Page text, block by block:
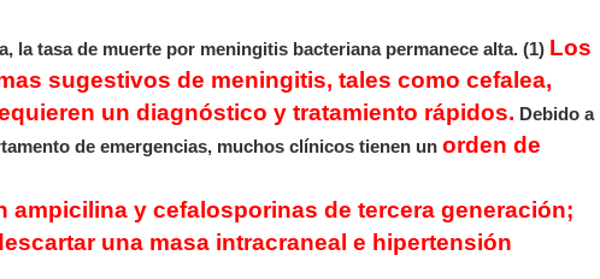
la tasa de muerte por meningitis bacteriana permanece alta. (1) Los
sugestivos de meningitis, tales como cefalea,
un diagnóstico y tratamiento rápidos. Debido a
de emergencias, muchos clínicos tienen un orden de
ampicilina y cefalosporinas de tercera generación;
una masa intracraneal e hipertensión